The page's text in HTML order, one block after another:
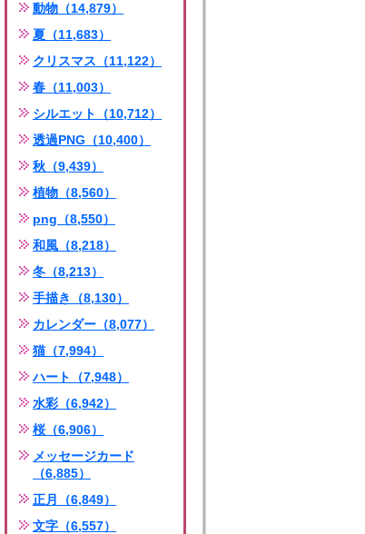
動物（14,879）
夏（11,683）
クリスマス（11,122）
春（11,003）
シルエット（10,712）
透過PNG（10,400）
秋（9,439）
植物（8,560）
png（8,550）
和風（8,218）
冬（8,213）
手描き（8,130）
カレンダー（8,077）
猫（7,994）
ハート（7,948）
水彩（6,942）
桜（6,906）
メッセージカード
（6,885）
正月（6,849）
文字（6,557）